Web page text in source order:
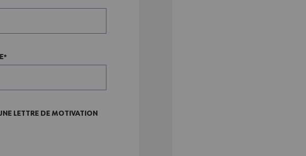
LETTRE DE MOTIVATION